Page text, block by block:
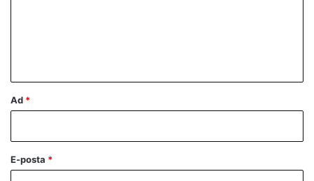
Ad *
E-posta *